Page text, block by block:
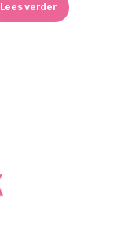
Lees verder